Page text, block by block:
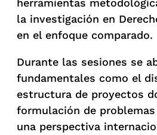
herramientas
la investigación en
en el enfoque comparado.
Durante las sesiones se
fundamentales como el
estructura de proyectos
formulación de
una perspectiva